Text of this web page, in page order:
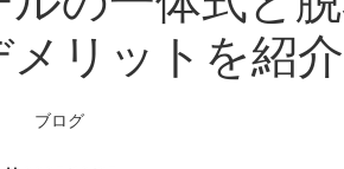
リットを紹介
ブログ